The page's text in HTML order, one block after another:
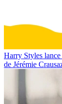
Harry Styles
de Jérémie